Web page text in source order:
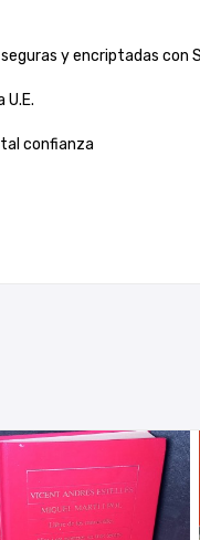
y encriptadas con
U.E.
confianza